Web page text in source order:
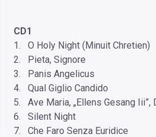
CD1
1. O Holy Night (Minuit Chretien)
2. Pieta, Signore
3. Panis Angelicus
4. Qual Giglio Candido
5. Ave Maria, „Ellens Gesang Iii”,
6. Silent Night
7. Che Faro Senza Euridice